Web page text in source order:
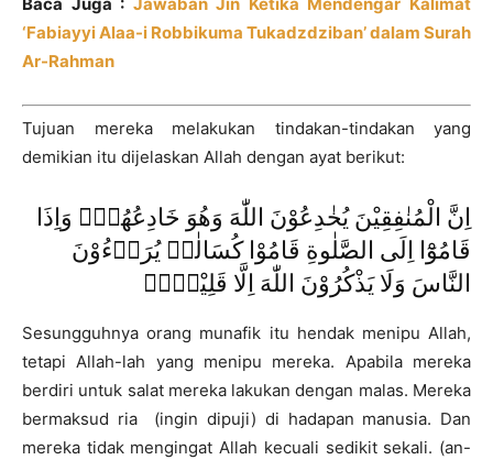
‘Fabiayyi Alaa-i Robbikuma Tukadzdziban’ dalam Surah
Ar-Rahman
Tujuan mereka melakukan tindakan-tindakan yang
demikian itu dijelaskan Allah dengan ayat berikut:
اِنَّ الْمُنٰفِقِيْنَ يُخٰدِعُوْنَ اللّٰهَ وَهُوَ خَادِعُهُمْۚ وَاِذَا
قَامُوْٓا اِلَى الصَّلٰوةِ قَامُوْا كُسَالٰىۙ يُرَاۤءُوْنَ
النَّاسَ وَلَا يَذْكُرُوْنَ اللّٰهَ اِلَّا قَلِيْلًاۖ
Sesungguhnya orang munafik itu hendak menipu Allah,
tetapi Allah-lah yang menipu mereka. Apabila mereka
berdiri untuk salat mereka lakukan dengan malas. Mereka
bermaksud ria (ingin dipuji) di hadapan manusia. Dan
mereka tidak mengingat Allah kecuali sedikit sekali. (an-